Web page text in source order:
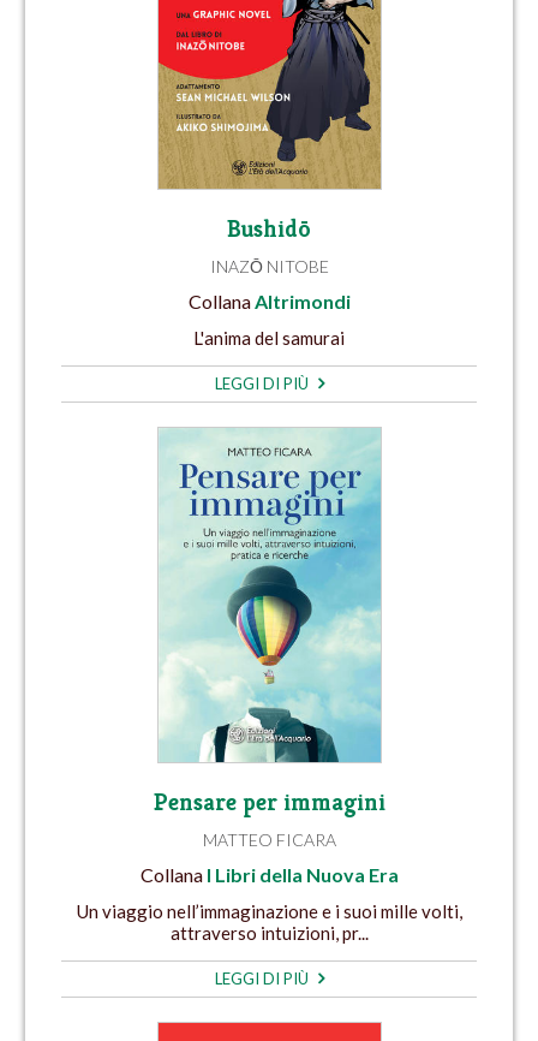
Bushidō
INAZŌ NITOBE
CollanaAltrimondi
L'anima del samurai
LEGGI DI PIÙ
Pensare per immagini
MATTEO FICARA
Collana I Libri della Nuova Era
Un viaggio nell’immaginazione e i suoi mille volti,
attraverso intuizioni, pr...
LEGGI DI PIÙ